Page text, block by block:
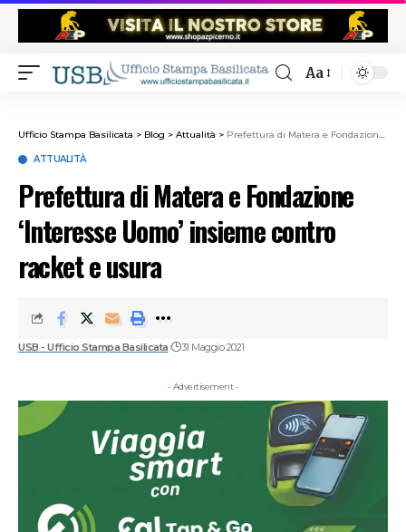
Aa
Ufficio Stampa Basilicata > Blog > Attualità > Prefettura di Matera e Fondazione ‘Interesse Uomo’ insieme contro racket e usura
ATTUALITÀ
Prefettura di Matera e Fondazione
‘Interesse Uomo’ insieme contro
racket e usura
USB - Ufficio Stampa Basilicata 31 Maggio 2021
- Advertisement -